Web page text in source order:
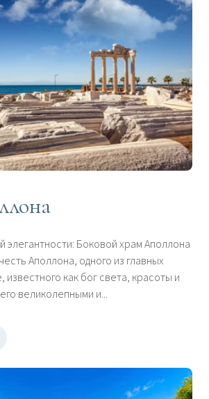
элегантности: Боковой храм Аполлона
Аполлона, одного из главных
известного как бог света, красоты и
великолепными и...